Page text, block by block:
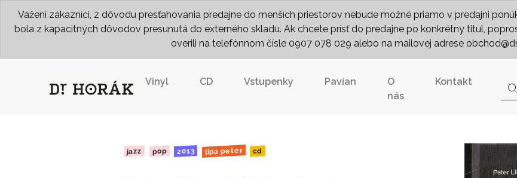
Vážení zákazníci, z dôvodu presťahovania predajne do menších priestorov nebude možné priamo v predajni
bola z kapacitných dôvodov presunutá do externého skladu. Ak chcete prísť do predajne po konkrétny titul,
overili na telefónnom čísle 0907 078 029 alebo na mailovej adrese
Vinyl CD Vstupenky Pavian
O
nás
Kontakt
jazz pop 2013 lipa peter cd